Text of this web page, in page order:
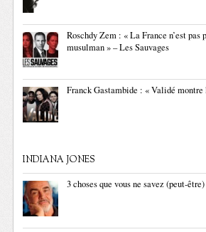
Roschdy Zem : « La France n’est pas
musulman » – Les Sauvages
Franck Gastambide : « Validé
INDIANA JONES
3 choses que vous ne savez (peut-